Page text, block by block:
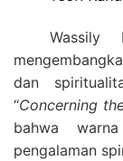
Wassily
dan
“Concerning
bahwa
pengalaman